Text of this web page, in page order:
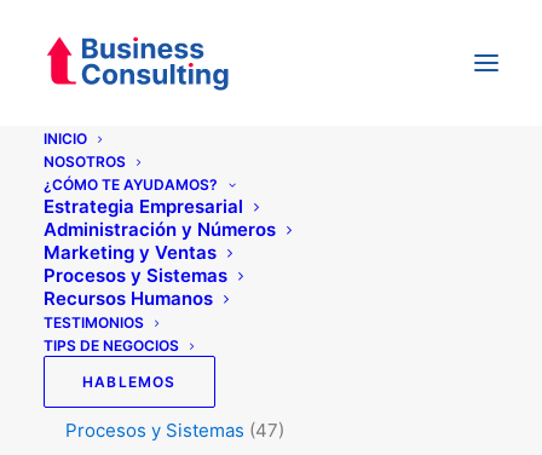
INICIO
NOSOTROS
¿CÓMO TE AYUDAMOS?
Estrategia Empresarial
Administración y Números
Marketing y Ventas
Procesos y Sistemas
Recursos Humanos
TESTIMONIOS
TIPS DE NEGOCIOS
HABLEMOS
Categorías
Testimonios(5)
Tips de Negocios
Estrategia(74)
Marketing y Ventas
Procesos y Sistemas (47)